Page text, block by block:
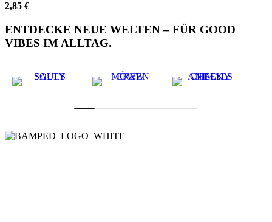
2,85 €
ENTDECKE NEUE WELTEN – FÜR GOOD
VIBES IM ALLTAG.